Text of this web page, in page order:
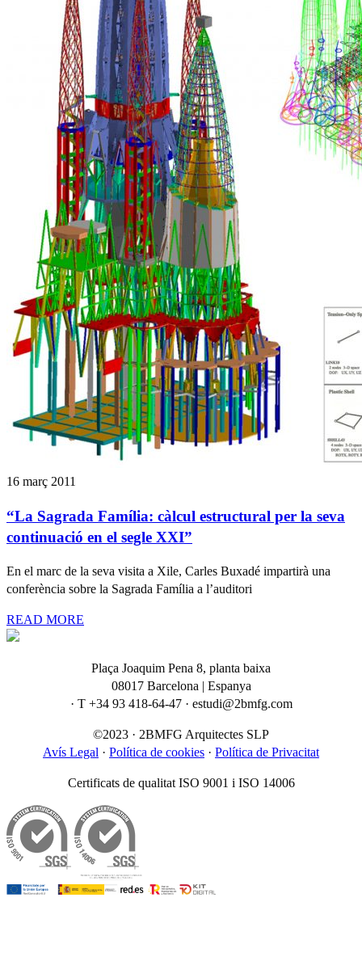
16 març 2011
“La Sagrada Família: càlcul estructural per la seva
continuació en el segle XXI”
En el marc de la seva visita a Xile, Carles Buxadé impartirà una
conferència sobre la Sagrada Família a l’auditori
READ MORE
Plaça Joaquim Pena 8, planta baixa
08017 Barcelona | Espanya
· T +34 93 418-64-47 · estudi@2bmfg.com
©2023 · 2BMFG Arquitectes SLP
Avís Legal · Política de cookies · Política de Privacitat
Certificats de qualitat ISO 9001 i ISO 14006